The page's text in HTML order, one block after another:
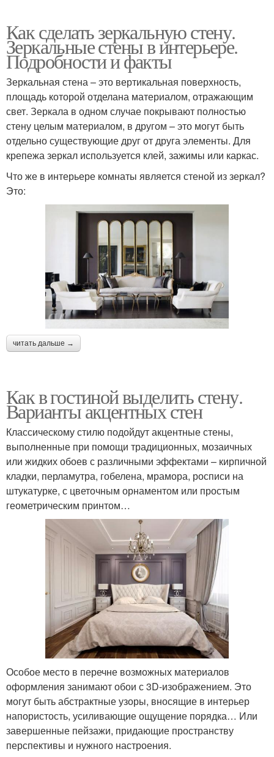
Как сделать зеркальную стену.
Зеркальные стены в интерьере.
Подробности и факты
Зеркальная стена – это вертикальная поверхность,
площадь которой отделана материалом, отражающим
свет. Зеркала в одном случае покрывают полностью
стену целым материалом, в другом – это могут быть
отдельно существующие друг от друга элементы. Для
крепежа зеркал используется клей, зажимы или каркас.
Что же в интерьере комнаты является стеной из зеркал?
Это:
читать дальше →
Как в гостиной выделить стену.
Варианты акцентных стен
Классическому стилю подойдут акцентные стены,
выполненные при помощи традиционных, мозаичных
или жидких обоев с различными эффектами – кирпичной
кладки, перламутра, гобелена, мрамора, росписи на
штукатурке, с цветочным орнаментом или простым
геометрическим принтом…
Особое место в перечне возможных материалов
оформления занимают обои с 3D-изображением. Это
могут быть абстрактные узоры, вносящие в интерьер
напористость, усиливающие ощущение порядка… Или
завершенные пейзажи, придающие пространству
перспективы и нужного настроения.